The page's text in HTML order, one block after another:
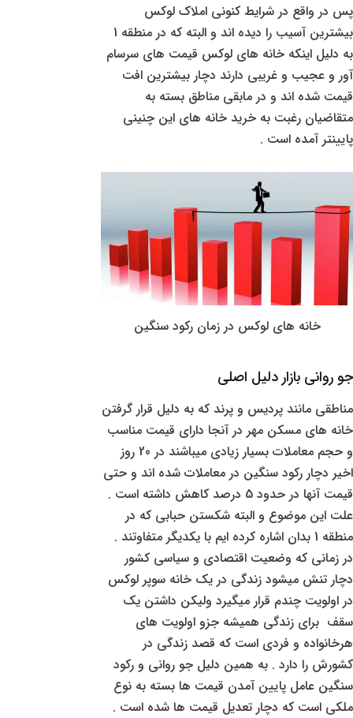
پس در واقع در شرایط کنونی املاک لوکس
بیشترین آسیب را دیده اند و البته که در منطقه 1
به دلیل اینکه خانه های لوکس قیمت های سرسام
آور و عجیب و غریبی دارند دچار بیشترین افت
قیمت شده اند و در مابقی مناطق بسته به
متقاضیان رغبت به خرید خانه های این چنینی
پایینتر آمده است .
خانه های لوکس در زمان رکود سنگین
جو روانی بازار دلیل اصلی
مناطقی مانند پردیس و پرند که به دلیل قرار گرفتن
خانه های مسکن مهر در آنجا دارای قیمت مناسب
و حجم معاملات بسیار زیادی میباشند در 20 روز
اخیر دچار رکود سنگین در معاملات شده اند و حتی
قیمت آنها در حدود 5 درصد کاهش داشته است .
علت این موضوع و البته شکستن حبابی که در
منطقه 1 بدان اشاره کرده ایم با یکدیگر متفاوتند .
در زمانی که وضعیت اقتصادی و سیاسی کشور
دچار تنش میشود زندگی در یک خانه سوپر لوکس
در اولویت چندم قرار میگیرد ولیکن داشتن یک
سقف برای زندگی همیشه جزو اولویت های
هرخانواده و فردی است که قصد زندگی در
کشورش را دارد . به همین دلیل جو روانی و رکود
سنگین عامل پایین آمدن قیمت ها بسته به نوع
ملکی است که دچار تعدیل قیمت ها شده است .